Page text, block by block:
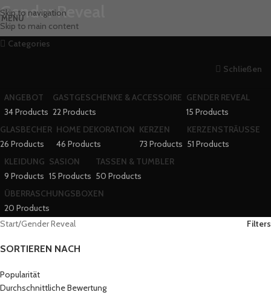
Skip to navigation
Skip to main content
MENU
Gender Reveal
Categories
Schließen
ANGEBOT
34 Products
GASTGESCHENKE & ACCESSOIRE
22 Products
GENDER REVEAL
15 Products
GLASBECHER
26 Products
HOME DEKORATION
46 Products
KERZEN
73 Products
KERZENSTRÄUSSE
51 Products
KLEIDUNG
9 Products
SASION
15 Products
TASSEN & TUMBLER
50 Products
ÜBERRASCHUNGSBOXEN
20 Products
Start Gender Reveal Filters
SORTIEREN NACH
Popularität
Durchschnittliche Bewertung